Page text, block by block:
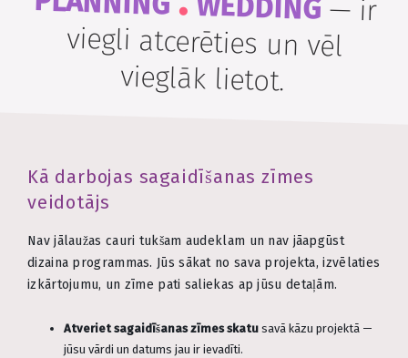
WEDDING— ir
viegli atcerēties un vēl
vieglāk lietot.
Kā darbojas sagaidīšanas zīmes
veidotājs
Nav jālaužas cauri tukšam audeklam un nav jāapgūst
dizaina programmas. Jūs sākat no sava projekta, izvēlaties
izkārtojumu, un zīme pati saliekas ap jūsu detaļām.
Atveriet sagaidīšanas zīmes skatu savā kāzu projektā —
jūsu vārdi un datums jau ir ievadīti.